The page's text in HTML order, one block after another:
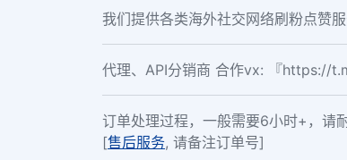
我们提供各类海外社交网络刷粉点赞
代理、API分销商 合作vx: 『https://
订单处理过程，一般需要6小时+，请耐
[售后服务, 请备注订单号]